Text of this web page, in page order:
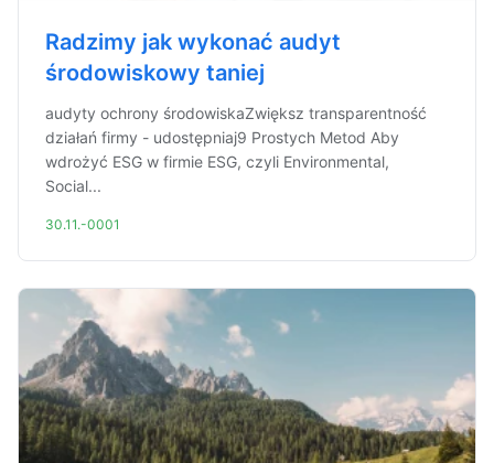
Radzimy jak wykonać audyt
środowiskowy taniej
audyty ochrony środowiskaZwiększ transparentność
działań firmy - udostępniaj9 Prostych Metod Aby
wdrożyć ESG w firmie ESG, czyli Environmental,
Social...
30.11.-0001